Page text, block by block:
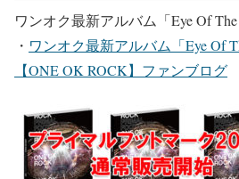
ワンオク最新アルバム「Eye Of The
・ ワンオク最新アルバム「Eye Of
【ONE OK ROCK】ファンブログ